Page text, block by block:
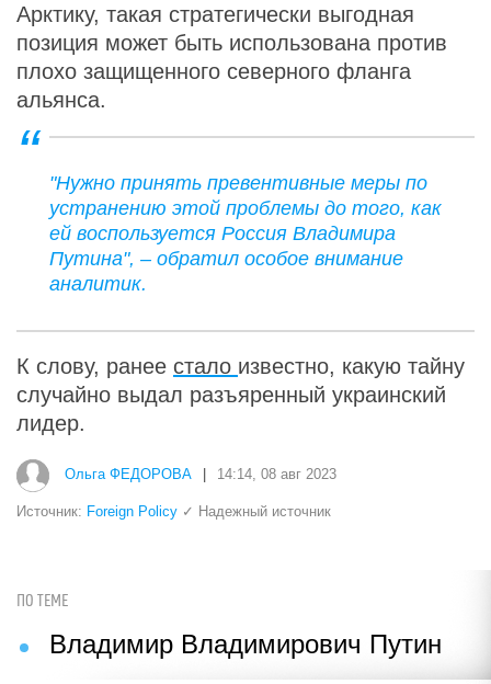
Арктику, такая стратегически выгодная
позиция может быть использована против
плохо защищенного северного фланга
альянса.
"Нужно принять превентивные меры по
устранению этой проблемы до того, как
ей воспользуется Россия Владимира
Путина", – обратил особое внимание
аналитик.
К слову, ранее стало известно, какую тайну
случайно выдал разъяренный украинский
лидер.
Ольга ФЕДОРОВА 14:14, 08 авг 2023
Источник: Foreign Policy ✓ Надежный источник
ПО ТЕМЕ
Владимир Владимирович Путин